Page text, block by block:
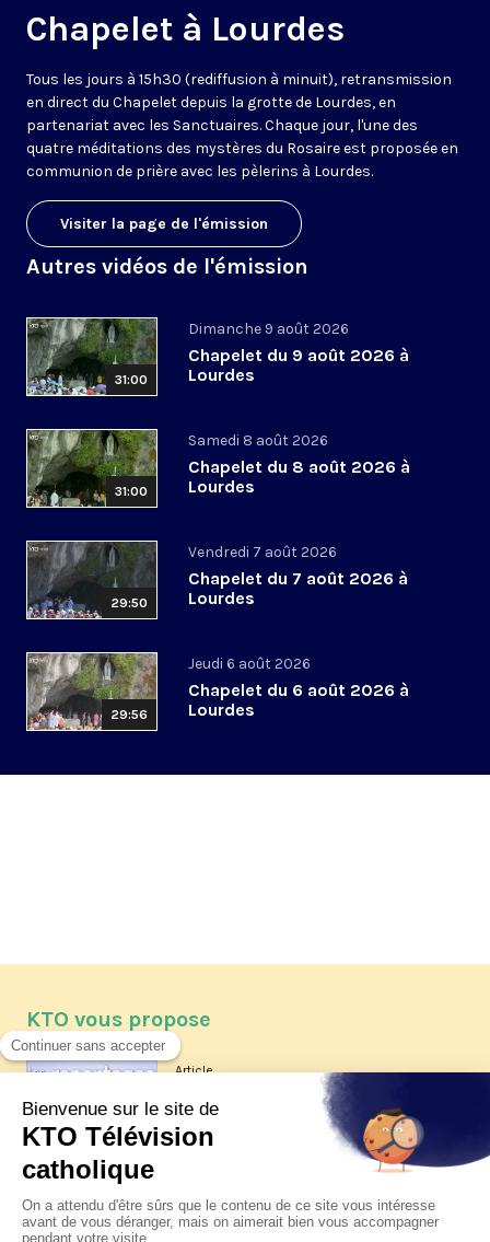
Chapelet à Lourdes
Tous les jours à 15h30 (rediffusion à minuit), retransmission
en direct du Chapelet depuis la grotte de Lourdes, en
partenariat avec les Sanctuaires. Chaque jour, l'une des
quatre méditations des mystères du Rosaire est proposée en
communion de prière avec les pèlerins à Lourdes.
Visiter la page de l'émission
Autres vidéos de l'émission
31:00
Dimanche 9 août 2026
Chapelet du 9 août 2026 à
Lourdes
31:00
Samedi 8 août 2026
Chapelet du 8 août 2026 à
Lourdes
29:50
Vendredi 7 août 2026
Chapelet du 7 août 2026 à
Lourdes
29:56
Jeudi 6 août 2026
Chapelet du 6 août 2026 à
Lourdes
KTO vous propose
Article
Les reportages d'été 2026 de KTO
La visite pastorale du pape Léon
XIV à Assise à suivre sur KTO le
jeudi 6 août